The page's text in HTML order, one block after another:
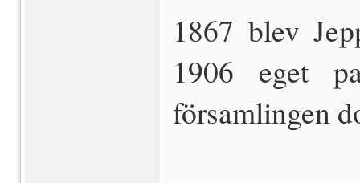
1867 blev
1906 eget
församlingen